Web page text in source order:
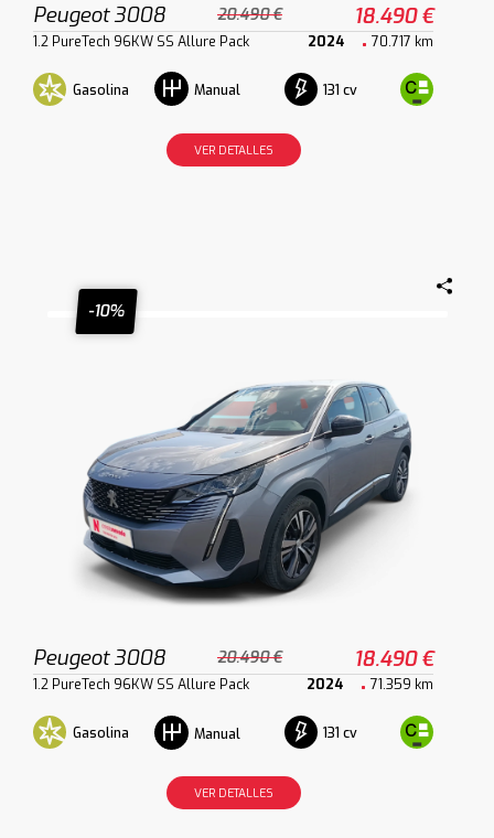
Peugeot 3008 20.490 € 18.490 €
1.2 PureTech 96KW SS Allure Pack 2024 70.717 km
Gasolina Manual 131 cv
VER DETALLES
-10%
Peugeot 3008 20.490 € 18.490 €
1.2 PureTech 96KW SS Allure Pack 2024 71.359 km
Gasolina Manual 131 cv
VER DETALLES